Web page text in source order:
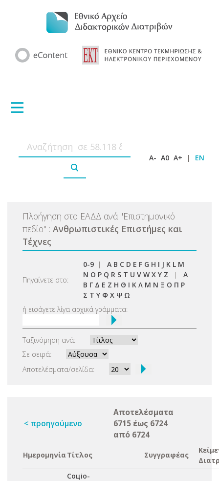
A- A0 A+ | EN
Πλοήγηση στο ΕΑΔΔ ανά "Επιστημονικό
πεδίο" : Ανθρωπιστικές Επιστήμες και
Τέχνες
Πηγαίνετε στο:
0-9 | A B C D E F G H I J K L M
N O P Q R S T U V W X Y Z | Α
Β Γ Δ Ε Ζ Η Θ Ι Κ Λ Μ Ν Ξ Ο Π Ρ
Σ Τ Υ Φ Χ Ψ Ω
ή εισάγετε λίγα αρχικά γράμματα:
Ταξινόμηση ανά:
Σε σειρά:
Αποτελέσματα/σελίδα:
< προηγούμενο
Αποτελέσματα
6715 έως 6724
από 6724
Ημερομηνία Τίτλος Συγγραφέας
Соціо-